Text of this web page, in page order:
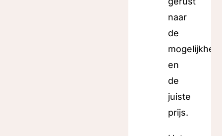
naar
de
en
de
juiste
prijs.